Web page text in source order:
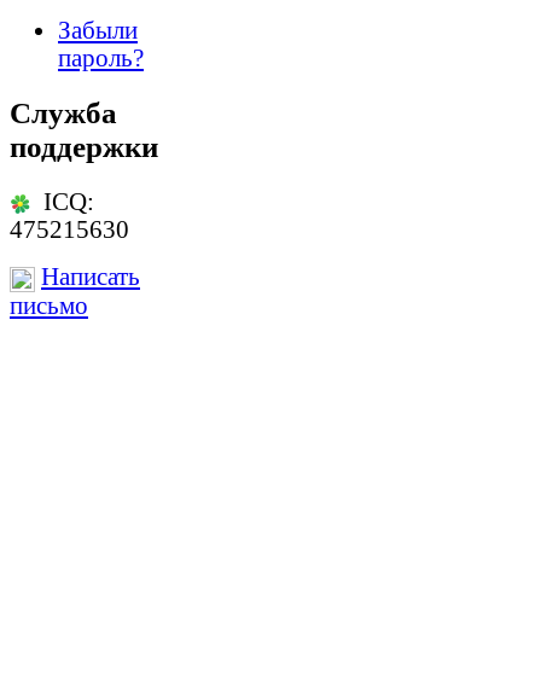
Забыли
пароль?
Служба
поддержки
ICQ:
475215630
Написать
письмо